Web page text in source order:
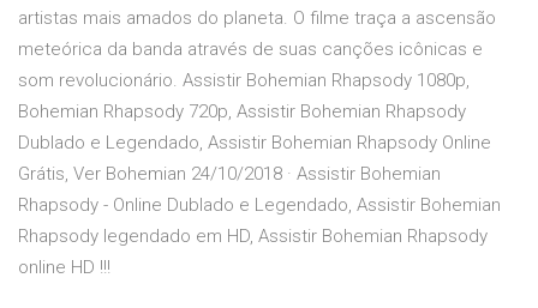
artistas mais amados do planeta. O filme traça a ascensão
meteórica da banda através de suas canções icônicas e
som revolucionário. Assistir Bohemian Rhapsody 1080p,
Bohemian Rhapsody 720p, Assistir Bohemian Rhapsody
Dublado e Legendado, Assistir Bohemian Rhapsody Online
Grátis, Ver Bohemian 24/10/2018 · Assistir Bohemian
Rhapsody - Online Dublado e Legendado, Assistir Bohemian
Rhapsody legendado em HD, Assistir Bohemian Rhapsody
online HD !!!